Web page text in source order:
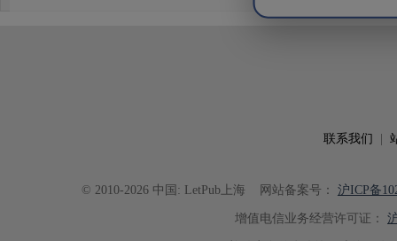
析及机理讨论之间的关系更加清晰
联系我们
© 2010-2026 中国: LetPub上海 网站备案号： 沪ICP备
增值电信业务经营许可证：